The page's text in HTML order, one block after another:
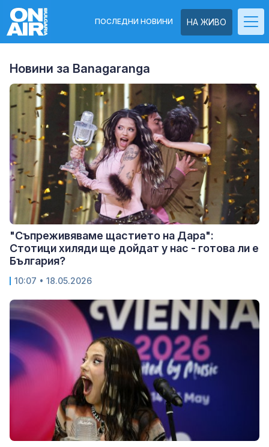
НА ЖИВО
ПОСЛЕДНИ НОВИНИ
Новини за Banagaranga
"Съпреживяваме щастието на Дара":
Стотици хиляди ще дойдат у нас - готова ли е
България?
10:07 • 18.05.2026